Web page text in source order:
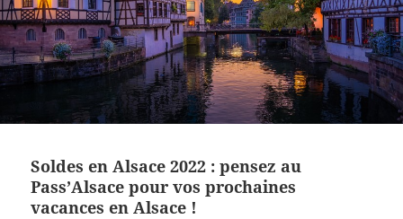
Soldes en Alsace 2022 : pensez au
Pass’Alsace pour vos prochaines
vacances en Alsace !